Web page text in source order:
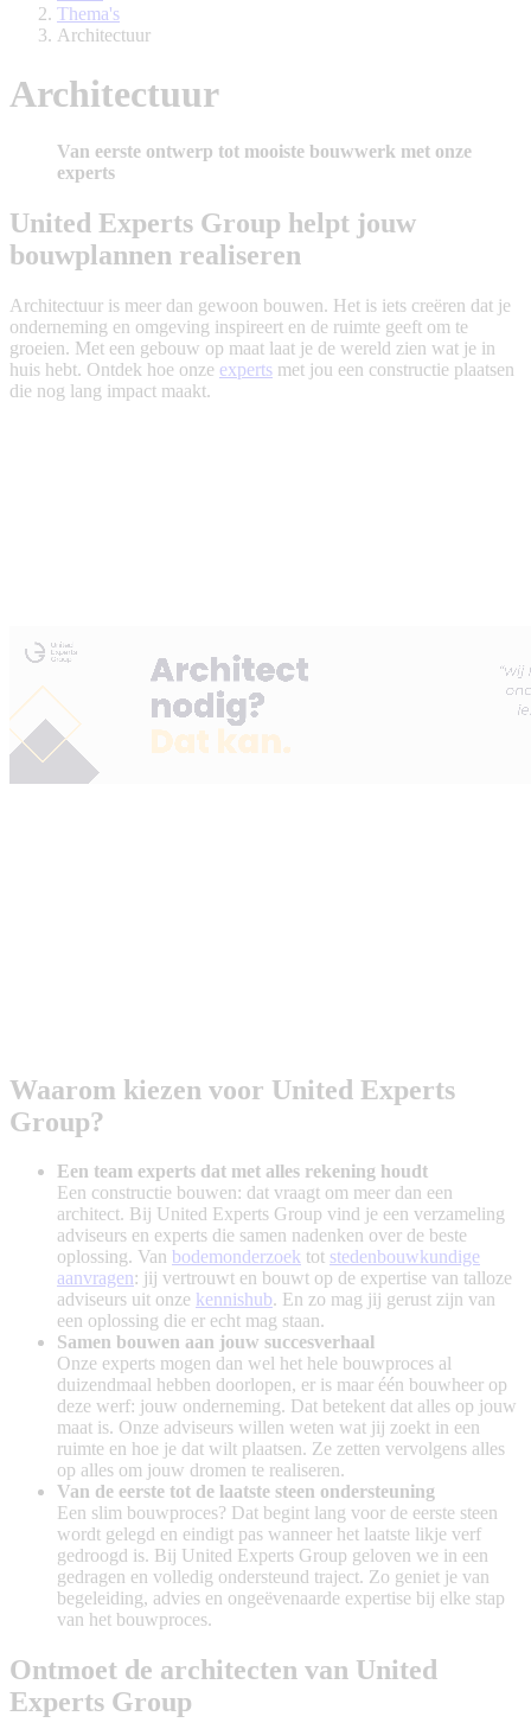
Thema's
Architectuur
Architectuur
Van eerste ontwerp tot mooiste bouwwerk met onze
experts
United Experts Group helpt jouw
bouwplannen realiseren
Architectuur is meer dan gewoon bouwen. Het is iets creëren dat je
onderneming en omgeving inspireert en de ruimte geeft om te
groeien. Met een gebouw op maat laat je de wereld zien wat je in
huis hebt. Ontdek hoe onze experts met jou een constructie plaatsen
die nog lang impact maakt.
Waarom kiezen voor United Experts
Group?
Een team experts dat met alles rekening houdt
Een constructie bouwen: dat vraagt om meer dan een
architect. Bij United Experts Group vind je een verzameling
adviseurs en experts die samen nadenken over de beste
oplossing. Van bodemonderzoek tot stedenbouwkundige
aanvragen: jij vertrouwt en bouwt op de expertise van talloze
adviseurs uit onze kennishub. En zo mag jij gerust zijn van
een oplossing die er echt mag staan.
Samen bouwen aan jouw succesverhaal
Onze experts mogen dan wel het hele bouwproces al
duizendmaal hebben doorlopen, er is maar één bouwheer op
deze werf: jouw onderneming. Dat betekent dat alles op jouw
maat is. Onze adviseurs willen weten wat jij zoekt in een
ruimte en hoe je dat wilt plaatsen. Ze zetten vervolgens alles
op alles om jouw dromen te realiseren.
Van de eerste tot de laatste steen ondersteuning
Een slim bouwproces? Dat begint lang voor de eerste steen
wordt gelegd en eindigt pas wanneer het laatste likje verf
gedroogd is. Bij United Experts Group geloven we in een
gedragen en volledig ondersteund traject. Zo geniet je van
begeleiding, advies en ongeëvenaarde expertise bij elke stap
van het bouwproces.
Ontmoet de architecten van United
Experts Group